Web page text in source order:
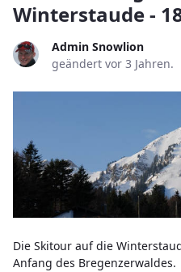
Winterstaude -
Admin Snowlion
geändert vor 3 Jahren.
Die Skitour auf die
Anfang des Bregenzerwaldes.